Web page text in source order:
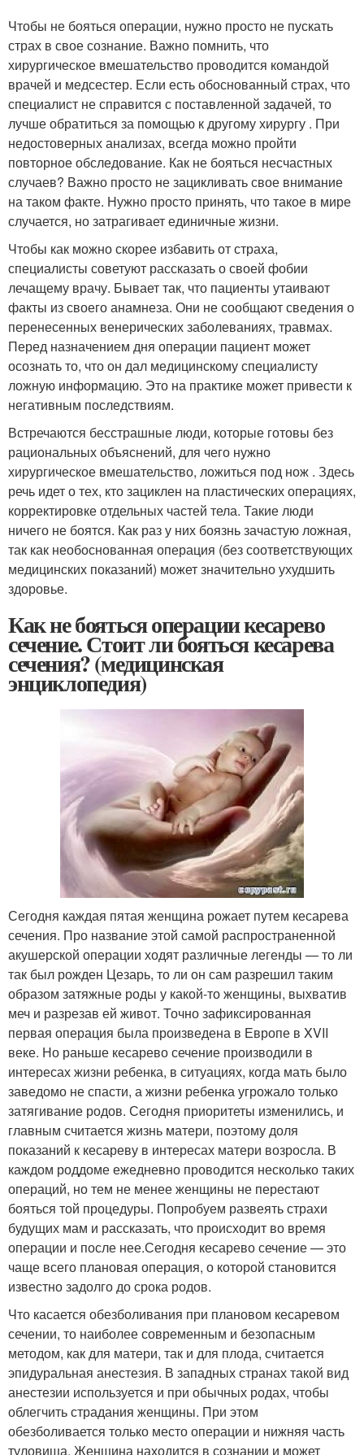
Чтобы не бояться операции, нужно просто не пускать
страх в свое сознание. Важно помнить, что
хирургическое вмешательство проводится командой
врачей и медсестер. Если есть обоснованный страх, что
специалист не справится с поставленной задачей, то
лучше обратиться за помощью к другому хирургу . При
недостоверных анализах, всегда можно пройти
повторное обследование. Как не бояться несчастных
случаев? Важно просто не зацикливать свое внимание
на таком факте. Нужно просто принять, что такое в мире
случается, но затрагивает единичные жизни.
Чтобы как можно скорее избавить от страха,
специалисты советуют рассказать о своей фобии
лечащему врачу. Бывает так, что пациенты утаивают
факты из своего анамнеза. Они не сообщают сведения о
перенесенных венерических заболеваниях, травмах.
Перед назначением дня операции пациент может
осознать то, что он дал медицинскому специалисту
ложную информацию. Это на практике может привести к
негативным последствиям.
Встречаются бесстрашные люди, которые готовы без
рациональных объяснений, для чего нужно
хирургическое вмешательство, ложиться под нож . Здесь
речь идет о тех, кто зациклен на пластических операциях,
корректировке отдельных частей тела. Такие люди
ничего не боятся. Как раз у них боязнь зачастую ложная,
так как необоснованная операция (без соответствующих
медицинских показаний) может значительно ухудшить
здоровье.
Как не бояться операции кесарево
сечение. Стоит ли бояться кесарева
сечения? (медицинская
энциклопедия)
Сегодня каждая пятая женщина рожает путем кесарева
сечения. Про название этой самой распространенной
акушерской операции ходят различные легенды — то ли
так был рожден Цезарь, то ли он сам разрешил таким
образом затяжные роды у какой-то женщины, выхватив
меч и разрезав ей живот. Точно зафиксированная
первая операция была произведена в Европе в XVII
веке. Но раньше кесарево сечение производили в
интересах жизни ребенка, в ситуациях, когда мать было
заведомо не спасти, а жизни ребенка угрожало только
затягивание родов. Сегодня приоритеты изменились, и
главным считается жизнь матери, поэтому доля
показаний к кесареву в интересах матери возросла. В
каждом роддоме ежедневно проводится несколько таких
операций, но тем не менее женщины не перестают
бояться той процедуры. Попробуем развеять страхи
будущих мам и рассказать, что происходит во время
операции и после нее.Сегодня кесарево сечение — это
чаще всего плановая операция, о которой становится
известно задолго до срока родов.
Что касается обезболивания при плановом кесаревом
сечении, то наиболее современным и безопасным
методом, как для матери, так и для плода, считается
эпидуральная анестезия. В западных странах такой вид
анестезии используется и при обычных родах, чтобы
облегчить страдания женщины. При этом
обезболивается только место операции и нижняя часть
туловища. Женщина находится в сознании и может